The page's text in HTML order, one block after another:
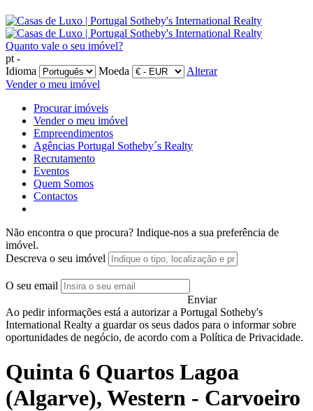
Quanto vale o seu imóvel?
pt -
Idioma
Moeda
Alterar
Vender o meu imóvel
Procurar imóveis
Vender o meu imóvel
Empreendimentos
Agências Portugal Sotheby´s Realty
Recrutamento
Eventos
Quem Somos
Contactos
Não encontra o que procura? Indique-nos a sua preferência de
imóvel.
Descreva o seu imóvel
O seu email
Enviar
Ao pedir informações está a autorizar a Portugal Sotheby's
International Realty a guardar os seus dados para o informar sobre
oportunidades de negócio, de acordo com a Política de Privacidade.
Quinta 6 Quartos Lagoa
(Algarve), Western - Carvoeiro